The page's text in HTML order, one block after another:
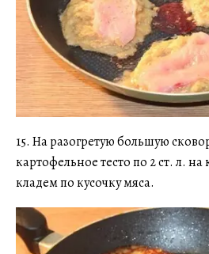
15. На разогретую большую
картофельное тесто по 2 ст. л.
кладем по кусочку мяса.